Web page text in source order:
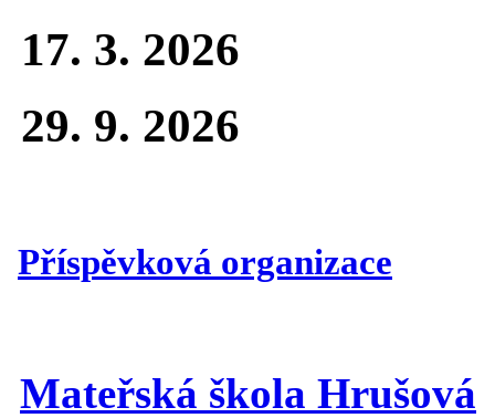
17. 3. 2026
29. 9. 2026
Příspěvková organizace
Mateřská škola Hrušová